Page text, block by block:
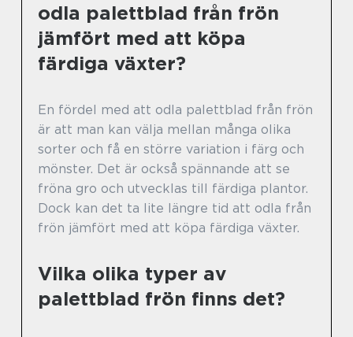
odla palettblad från frön
jämfört med att köpa
färdiga växter?
En fördel med att odla palettblad från frön
är att man kan välja mellan många olika
sorter och få en större variation i färg och
mönster. Det är också spännande att se
fröna gro och utvecklas till färdiga plantor.
Dock kan det ta lite längre tid att odla från
frön jämfört med att köpa färdiga växter.
Vilka olika typer av
palettblad frön finns det?